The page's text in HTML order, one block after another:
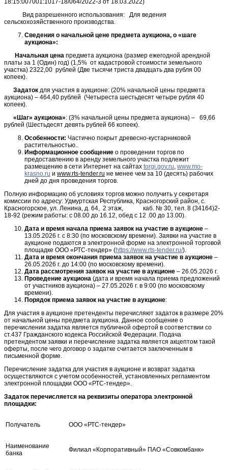
18:15:007001:1017-18/064/2022-3 от 18.03.2022)
Вид разрешенного использования: Для ведения
сельскохозяйственного производства.
Сведения о начальной цене предмета аукциона, о «шаге
аукциона»:
Начальная цена предмета аукциона (размер ежегодной арендной
платы за 1 (Один) год) (1,5% от кадастровой стоимости земельного
участка) 2322,00 рублей (Две тысячи триста двадцать два рубля 00
копеек).
Задаток для участия в аукционе: (20% начальной цены предмета
аукциона) – 464,40 рублей (Четыреста шестьдесят четыре рубля 40
копеек).
«Шаг» аукциона»: (3% начальной цены предмета аукциона) – 69,66
рублей (Шестьдесят девять рублей 66 копеек).
Особенности: Частично покрыт древесно-кустарниковой
растительностью..
Информационное сообщение о проведении торгов по
предоставлению в аренду земельного участка подлежит
размещению в сети Интернет на сайтах torgi.gov.ru, www.mo-
krasno.ru и www.rts-tender.ru не менее чем за 10 (десять) рабочих
дней до дня проведения торгов.
Полную информацию об условиях торгов можно получить у секретаря
комиссии по адресу: Удмуртская Республика, Красногорский район, с.
Красногорское, ул. Ленина, д. 64, 2 этаж, каб. № 30, тел. 8 (34164)2-
18-92 (режим работы: с 08.00 до 16.12, обед с 12 .00 до 13.00).
Дата и время начала приема заявок на участие в аукционе –
13.05.2026 г. с 8:30 (по московскому времени). Заявки на участие в
аукционе подаются в электронной форме на электронной торговой
площадке ООО «РТС-тендер» (https://www.rts-tender.ru/).
Дата и время окончания приема заявок на участие в аукционе –
26.05.2026 г. до 14:00 (по московскому времени).
Дата рассмотрения заявок на участие в аукционе – 26.05.2026 г.
Проведение аукциона (дата и время начала приема предложений
от участников аукциона) – 27.05.2026 г. в 9:00 (по московскому
времени).
Порядок приема заявок на участие в аукционе:
Для участия в аукционе претенденты перечисляют задаток в размере 20%
от начальной цены предмета аукциона. Данное сообщение о
перечислении задатка является публичной офертой в соответствии со
ст.437 Гражданского кодекса Российской Федерации. Подача
претендентом заявки и перечисление задатка является акцептом такой
оферты, после чего договор о задатке считается заключенным в
письменной форме.
Перечисление задатка для участия в аукционе и возврат задатка
осуществляются с учетом особенностей, установленных регламентом
электронной площадки ООО «РТС-тендер».
Задаток перечисляется на реквизиты оператора электронной
площадки:
Получатель ООО «РТС-тендер»
Наименование
банка
Филиал «Корпоративный» ПАО «Совкомбанк»